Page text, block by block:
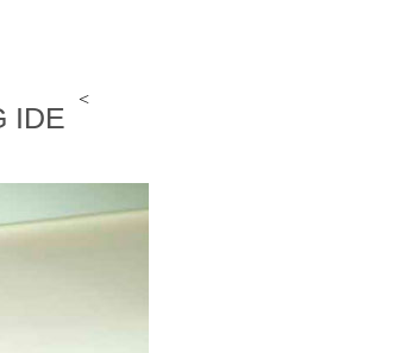
IDE
<